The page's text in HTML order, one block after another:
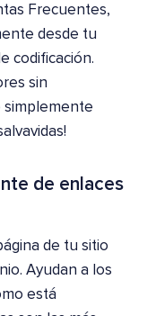
Frecuentes,
desde tu
codificación.
sin
simplemente
de enlaces
de tu sitio
Ayudan a los
está